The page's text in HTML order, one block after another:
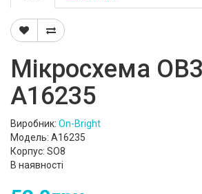
Мікросхема
A16235
Виробник: On-Bright
Модель: A16235
Корпус: SO8
В наявності